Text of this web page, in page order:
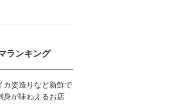
ランキング
カ姿造りなど新鮮で
身が味わえるお店